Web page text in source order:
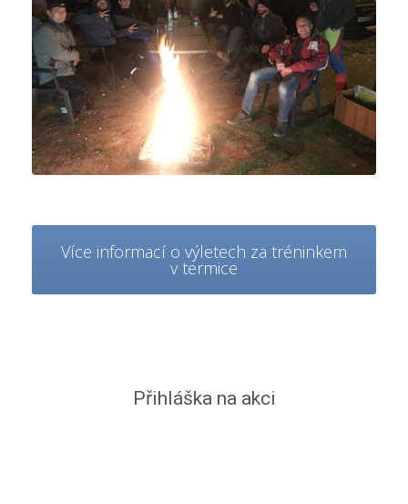
Více informací o výletech za tréninkem
v termice
Přihláška na akci